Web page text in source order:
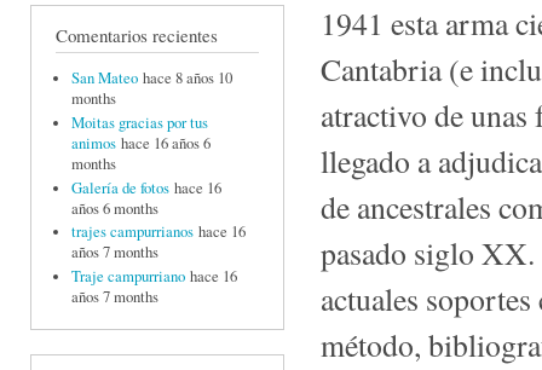
Comentarios recientes
San Mateo hace 8 años 10
months
Moitas gracias por tus
animos hace 16 años 6
months
Galería de fotos hace 16
años 6 months
trajes campurrianos hace 16
años 7 months
Traje campurriano hace 16
años 7 months
1941 esta arma
Cantabria (e
atractivo de unas
llegado a
de ancestrales
pasado siglo XX.
actuales
método,